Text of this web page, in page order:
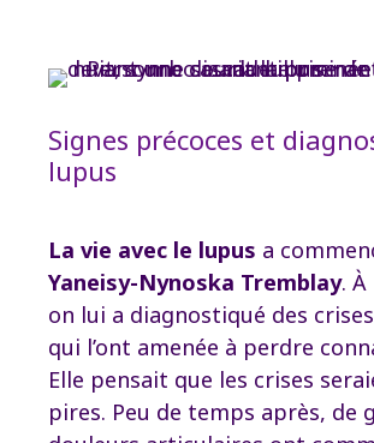
Signes précoces et
lupus
La vie avec le lupus a
Yaneisy-Nynoska Tremblay.
on lui a diagnostiqué des crises
qui l’ont amenée à perdre
Elle pensait que les crises
pires. Peu de temps après, de